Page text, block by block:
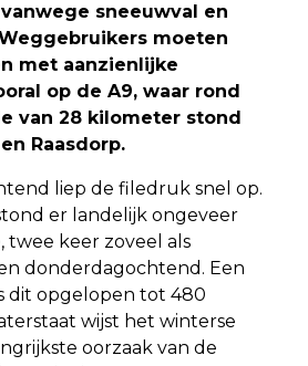
sneeuwval en
moeten
met aanzienlijke
op de A9, waar rond
van 28 kilometer stond
Raasdorp.
liep de filedruk snel op.
er landelijk ongeveer
twee keer zoveel als
donderdagochtend. Een
dit opgelopen tot 480
wijst het winterse
oorzaak van de